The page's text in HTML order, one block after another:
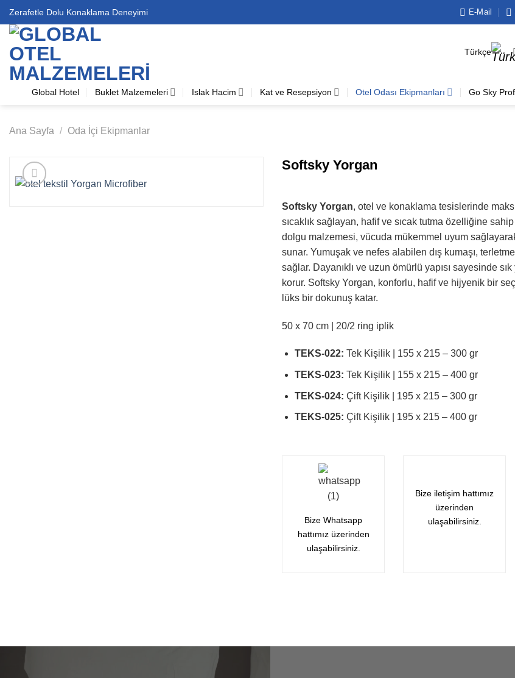
İçeriğe
atla
Zerafetle Dolu Konaklama Deneyimi E-Mail
Türkçe
Global Hotel Buklet Malzemeleri Islak Hacim Kat ve Resepsiyon Otel Odası Ekipmanları Go Sky
Ana Sayfa / Oda İçi Ekipmanlar
Softsky Yorgan
Softsky Yorgan, otel ve konaklama tesislerinde
sıcaklık sağlayan, hafif ve sıcak tutma özelliğine
dolgu malzemesi, vücuda mükemmel uyum
sunar. Yumuşak ve nefes alabilen dış kumaşı,
sağlar. Dayanıklı ve uzun ömürlü yapısı sayesinde
korur. Softsky Yorgan, konforlu, hafif ve hijyenik bir
lüks bir dokunuş katar.
50 x 70 cm | 20/2 ring iplik
TEKS-022: Tek Kişilik | 155 x 215 – 300 gr
TEKS-023: Tek Kişilik | 155 x 215 – 400 gr
TEKS-024: Çift Kişilik | 195 x 215 – 300 gr
TEKS-025: Çift Kişilik | 195 x 215 – 400 gr
Bize Whatsapp
hattımız üzerinden
ulaşabilirsiniz.
Bize iletişim hattımız
üzerinden
ulaşabilirsiniz.